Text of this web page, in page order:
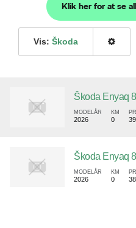
Klik her for at se
Vis: Škoda
Škoda Enyaq
MODELÅR
2026
KM
0
Škoda Enyaq
MODELÅR
2026
KM
0